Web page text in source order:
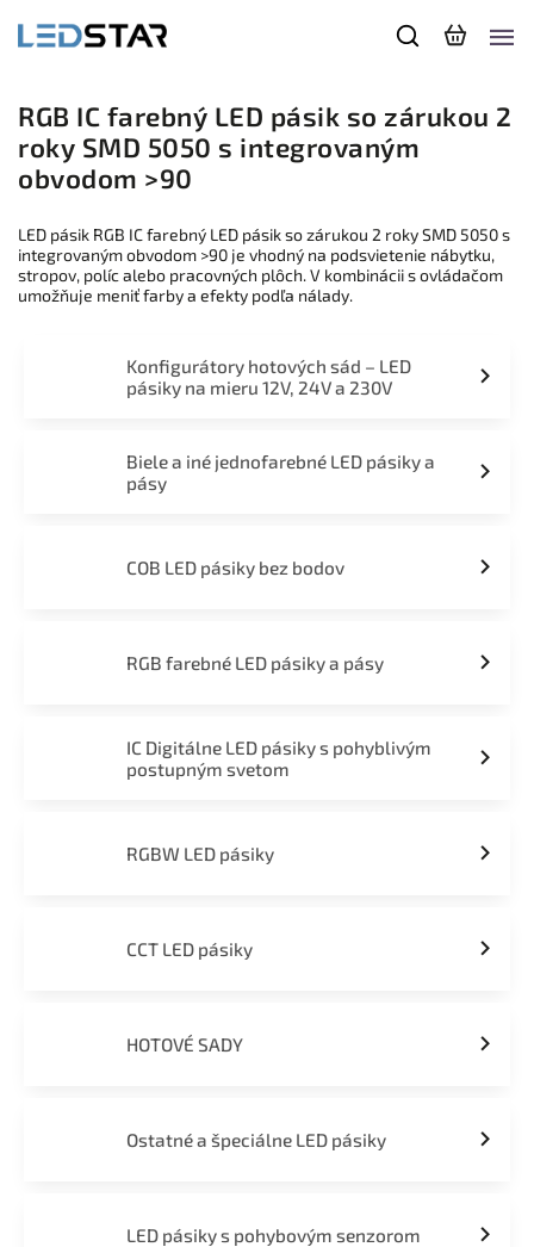
RGB IC farebný LED pásik so zárukou 2
roky SMD 5050 s integrovaným
obvodom >90
LED pásik RGB IC farebný LED pásik so zárukou 2 roky SMD 5050 s
integrovaným obvodom >90 je vhodný na podsvietenie nábytku,
stropov, políc alebo pracovných plôch. V kombinácii s ovládačom
umožňuje meniť farby a efekty podľa nálady.
Konfigurátory hotových sád – LED
pásiky na mieru 12V, 24V a 230V
Biele a iné jednofarebné LED pásiky a
pásy
COB LED pásiky bez bodov
RGB farebné LED pásiky a pásy
IC Digitálne LED pásiky s pohyblivým
postupným svetom
RGBW LED pásiky
CCT LED pásiky
HOTOVÉ SADY
Ostatné a špeciálne LED pásiky
LED pásiky s pohybovým senzorom